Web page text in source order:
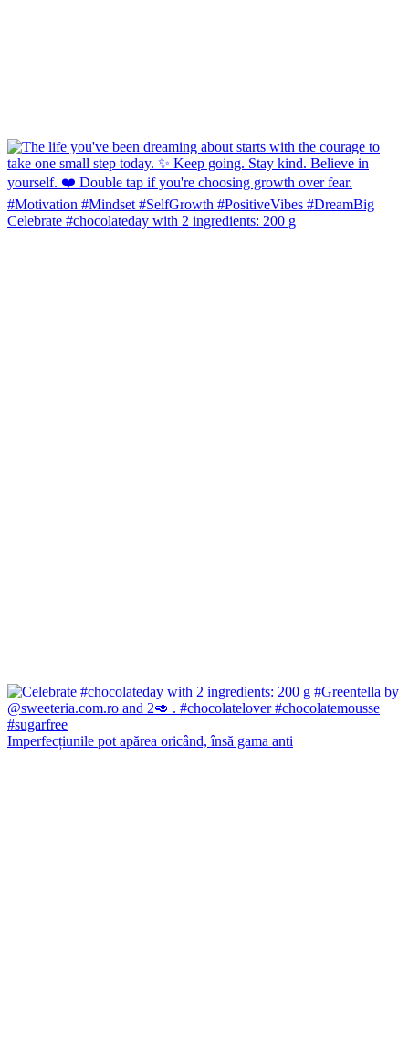
Celebrate #chocolateday with 2 ingredients: 200 g
Imperfecțiunile pot apărea oricând, însă gama anti